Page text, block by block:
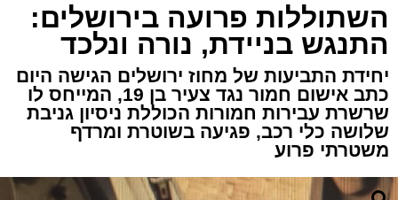
פעילות מבצעית מתוחה במעבר בעוטף
ירושלים הסתיימה במעצרם של שוהה בלתי
חוקי ונהג שהסיע אותו, לאחר שחיפוש יסודי
של לוחמי מג"ב חשף שיטת הסתרה יצירתית
במיוחד.
האירוע התרחש במהלך פעילות משותפת של
לוחמי מג״ב עוטף ירושלים ולוחמי המעברים
השתוללות פרועה בירושלים:
התנגש בניידת, נורה ונלכד
יחידת התביעות של מחוז ירושלים הגישה היום
כתב אישום חמור נגד צעיר בן 19, המייחס לו
שרשרת עבירות חמורות הכוללת ניסיון גניבת
שלושה כלי רכב, פגיעה בשוטרת ומרדף
משטרתי פרוע